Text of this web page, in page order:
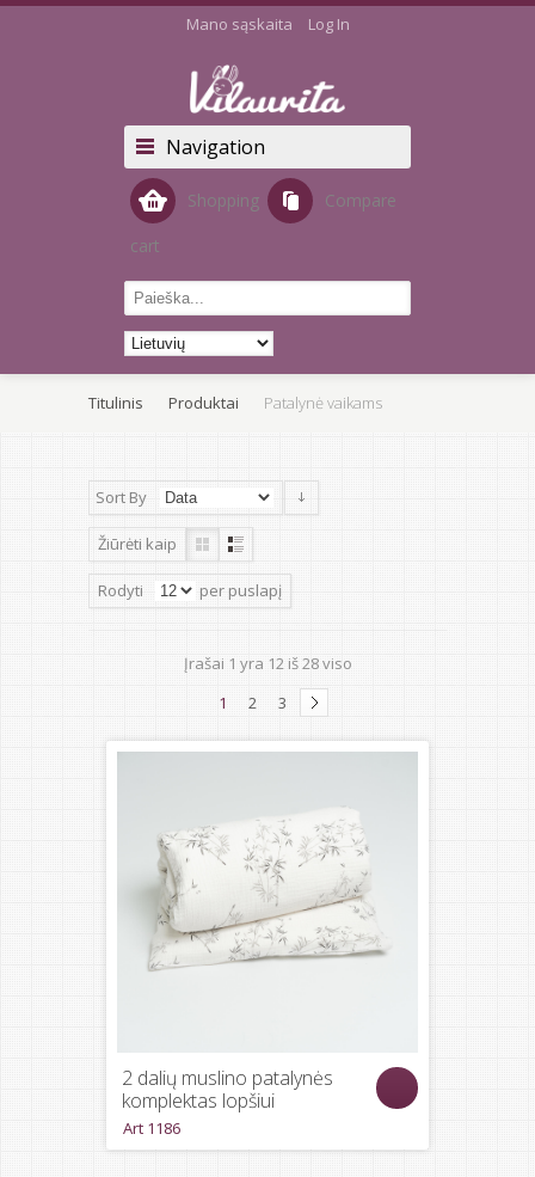
Mano sąskaita Log In
Navigation
Shopping
cart
Compare
Titulinis Produktai Patalynė vaikams
Sort By
Žiūrėti kaip
Rodyti per puslapį
Įrašai 1 yra 12iš28viso
1
2 3
2 dalių muslino patalynės
komplektas lopšiui
Art 1186